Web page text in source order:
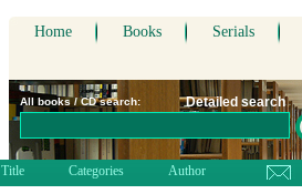
Home Books Serials
All books / CD search: Detailed search
Title Categories Author